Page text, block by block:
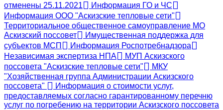
отменены 25.11.2021
Информация ГО и ЧС
Информация ООО "Аскизские тепловые сети"
Территориальное общественное самоуправление МО
Аскизский поссовет
Имущественная поддержка для
субъектов МСП
Информация Роспотребнадзора
Независимая экспертиза НПА
МУП Аскизского
поссовета "Аскизские тепловые сети"
МКУ
"Хозяйственная группа Администрации Аскизского
поссовета"
Информация о стоимости услуг,
предоставляемых согласно гарантированному перечню
услуг по погребению на территории Аскизского поссовета